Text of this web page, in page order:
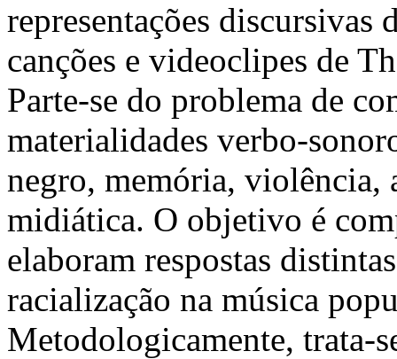
representações discursivas
canções e videoclipes de
Parte-se do problema de
materialidades verbo-
negro, memória, violência,
midiática. O objetivo é
elaboram respostas
racialização na música
Metodologicamente, trata-